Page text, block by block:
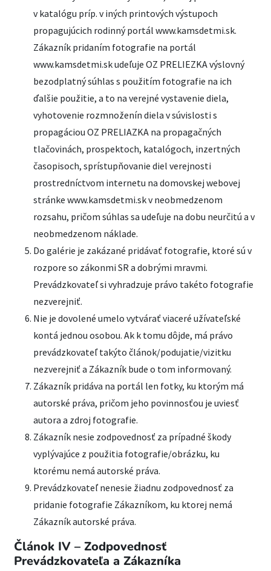
v katalógu príp. v iných printových výstupoch
propagujúcich rodinný portál www.kamsdetmi.sk.
Zákazník pridaním fotografie na portál
www.kamsdetmi.sk udeľuje OZ PRELIEZKA výslovný
bezodplatný súhlas s použitím fotografie na ich
ďalšie použitie, a to na verejné vystavenie diela,
vyhotovenie rozmnoženín diela v súvislosti s
propagáciou OZ PRELIAZKA na propagačných
tlačovinách, prospektoch, katalógoch, inzertných
časopisoch, sprístupňovanie diel verejnosti
prostredníctvom internetu na domovskej webovej
stránke www.kamsdetmi.sk v neobmedzenom
rozsahu, pričom súhlas sa udeľuje na dobu neurčitú a v
neobmedzenom náklade.
Do galérie je zakázané pridávať fotografie, ktoré sú v
rozpore so zákonmi SR a dobrými mravmi.
Prevádzkovateľ si vyhradzuje právo takéto fotografie
nezverejniť.
Nie je dovolené umelo vytvárať viaceré užívateľské
kontá jednou osobou. Ak k tomu dôjde, má právo
prevádzkovateľ takýto článok/podujatie/vizitku
nezverejniť a Zákazník bude o tom informovaný.
Zákazník pridáva na portál len fotky, ku ktorým má
autorské práva, pričom jeho povinnosťou je uviesť
autora a zdroj fotografie.
Zákazník nesie zodpovednosť za prípadné škody
vyplývajúce z použitia fotografie/obrázku, ku
ktorému nemá autorské práva.
Prevádzkovateľ nenesie žiadnu zodpovednosť za
pridanie fotografie Zákazníkom, ku ktorej nemá
Zákazník autorské práva.
Článok IV – Zodpovednosť
Prevádzkovateľa a Zákazníka